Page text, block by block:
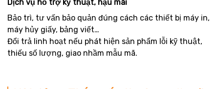
Dịch vụ hỗ trợ kỹ thuật, hậu mãi
Bảo trì, tư vấn bảo quản đúng cách các thiết bị máy in,
máy hủy giấy, bảng viết…
Đổi trả linh hoạt nếu phát hiện sản phẩm lỗi kỹ thuật,
thiếu số lượng, giao nhầm mẫu mã.